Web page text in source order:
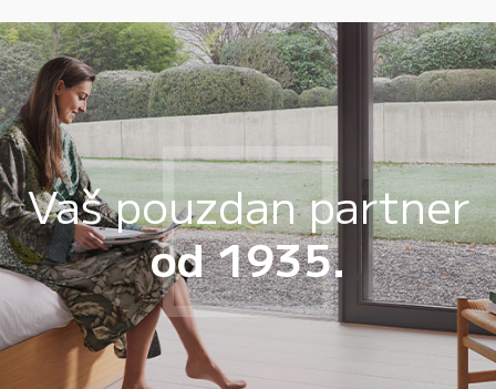
Vaš pouzdan partner
od 1935.